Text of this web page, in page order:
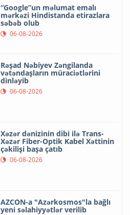
“Google”un məlumat emalı
mərkəzi Hindistanda etirazlara
səbəb olub
06-08-2026
Rəşad Nəbiyev Zəngilanda
vətəndaşların müraciətlərini
dinləyib
06-08-2026
Xəzər dənizinin dibi ilə Trans-
Xəzər Fiber-Optik Kabel Xəttinin
çəkilişi başa çatıb
06-08-2026
AZCON-a "Azərkosmos"la bağlı
yeni səlahiyyətlər verilib